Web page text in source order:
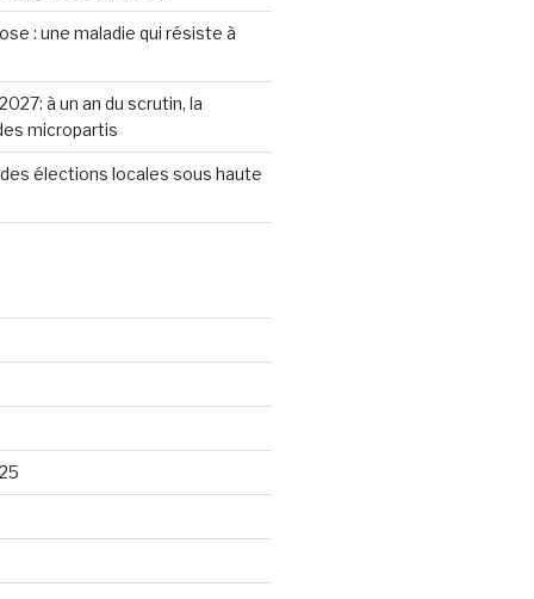
: une maladie qui résiste à
à un an du scrutin, la
micropartis
des élections locales sous haute